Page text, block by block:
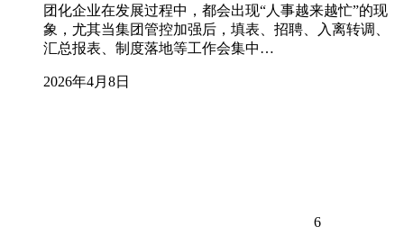
团化企业在发展过程中，都会出现“人事越来越忙”的现
象，尤其当集团管控加强后，填表、招聘、入离转调、
汇总报表、制度落地等工作会集中…
2026年4月8日
6